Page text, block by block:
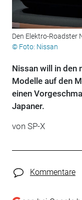
Den Elektro-Roadster
© Foto: Nissan
Nissan will in den
Modelle auf den
einen
Japaner.
von SP-X
Kommentare